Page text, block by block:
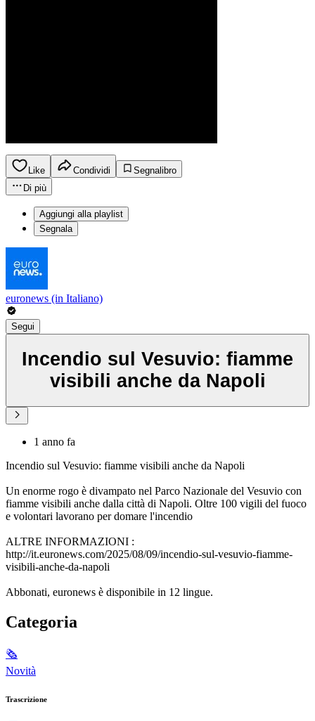
Like Condividi
Segnalibro
Di più
Aggiungi alla playlist
Segnala
euronews (in Italiano)
Segui
Incendio sul Vesuvio: fiamme
visibili anche da Napoli
1 anno fa
Incendio sul Vesuvio: fiamme visibili anche da Napoli
Un enorme rogo è divampato nel Parco Nazionale del Vesuvio con
fiamme visibili anche dalla città di Napoli. Oltre 100 vigili del fuoco
e volontari lavorano per domare l'incendio
ALTRE INFORMAZIONI :
http://it.euronews.com/2025/08/09/incendio-sul-vesuvio-fiamme-
visibili-anche-da-napoli
Abbonati, euronews è disponibile in 12 lingue.
Categoria
🗞
Novità
Trascrizione